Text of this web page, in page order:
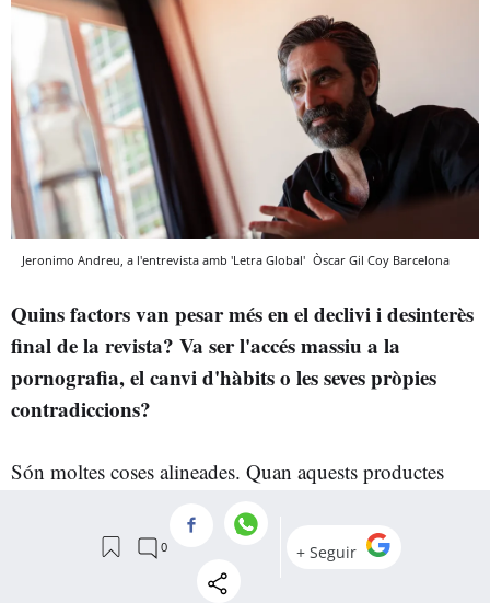
Jeronimo Andreu, a l'entrevista amb 'Letra Global' Òscar Gil Coy Barcelona
Quins factors van pesar més en el declivi i desinterès
final de la revista? Va ser l'accés massiu a la
pornografia, el canvi d'hàbits o les seves pròpies
contradiccions?
Són moltes coses alineades. Quan aquests productes
pàgines, pitjors reporters i reportatges més fluixos. Però
el problema de fons és que
Interviú oferia una proposta